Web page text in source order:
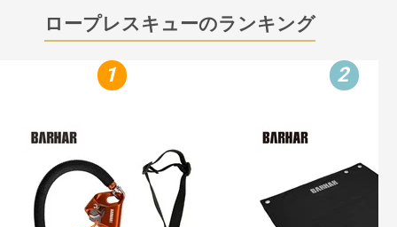
ロープレスキューのランキング
1 2